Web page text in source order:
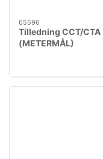
65596
Tilledning CCT/
(METERMÅL)